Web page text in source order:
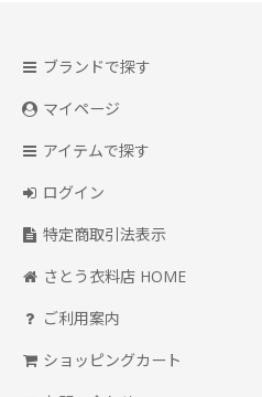
ブランドで探す
マイページ
アイテムで探す
ログイン
特定商取引法表示
さとう衣料店 HOME
ご利用案内
ショッピングカート